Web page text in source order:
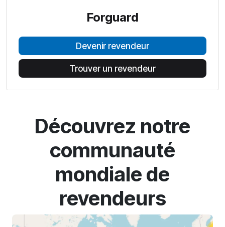
Forguard
Devenir revendeur
Trouver un revendeur
Découvrez notre
communauté
mondiale de
revendeurs